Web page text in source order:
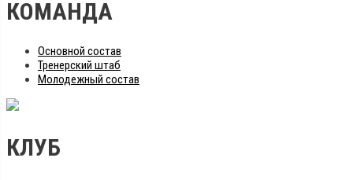
КОМАНДА
Основной состав
Тренерский штаб
Молодежный состав
КЛУБ